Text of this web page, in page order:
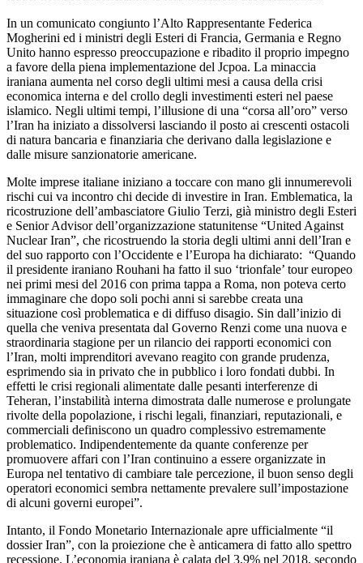
In un comunicato congiunto l’Alto Rappresentante Federica
Mogherini ed i ministri degli Esteri di Francia, Germania e Regno
Unito hanno espresso preoccupazione e ribadito il proprio impegno
a favore della piena implementazione del Jcpoa. La minaccia
iraniana aumenta nel corso degli ultimi mesi a causa della crisi
economica interna e del crollo degli investimenti esteri nel paese
islamico. Negli ultimi tempi, l’illusione di una “corsa all’oro” verso
l’Iran ha iniziato a dissolversi lasciando il posto ai crescenti ostacoli
di natura bancaria e finanziaria che derivano dalla legislazione e
dalle misure sanzionatorie americane.
Molte imprese italiane iniziano a toccare con mano gli innumerevoli
rischi cui va incontro chi decide di investire in Iran. Emblematica, la
ricostruzione dell’ambasciatore Giulio Terzi, già ministro degli Esteri
e Senior Advisor dell’organizzazione statunitense “United Against
Nuclear Iran”, che ricostruendo la storia degli ultimi anni dell’Iran e
del suo rapporto con l’Occidente e l’Europa ha dichiarato: “Quando
il presidente iraniano Rouhani ha fatto il suo ‘trionfale’ tour europeo
nei primi mesi del 2016 con prima tappa a Roma, non poteva certo
immaginare che dopo soli pochi anni si sarebbe creata una
situazione così problematica e di diffuso disagio. Sin dall’inizio di
quella che veniva presentata dal Governo Renzi come una nuova e
straordinaria stagione per un rilancio dei rapporti economici con
l’Iran, molti imprenditori avevano reagito con grande prudenza,
esprimendo sia in privato che in pubblico i loro fondati dubbi. In
effetti le crisi regionali alimentate dalle pesanti interferenze di
Teheran, l’instabilità interna dimostrata dalle numerose e prolungate
rivolte della popolazione, i rischi legali, finanziari, reputazionali, e
commerciali definiscono un quadro complessivo estremamente
problematico. Indipendentemente da quante conferenze per
promuovere affari con l’Iran continuino a essere organizzate in
Europa nel tentativo di cambiare tale percezione, il buon senso degli
operatori economici sembra nettamente prevalere sull’impostazione
di alcuni governi europei”.
Intanto, il Fondo Monetario Internazionale apre ufficialmente “il
dossier Iran”, con la proiezione che è anticamera di fatto allo spettro
recessione. L’economia iraniana è calata del 3,9% nel 2018, secondo